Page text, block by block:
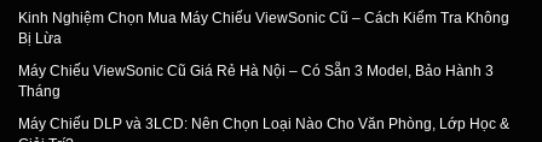
Kinh Nghiệm Chọn Mua Máy Chiếu ViewSonic Cũ – Cách Kiểm Tra Không
Bị Lừa
Máy Chiếu ViewSonic Cũ Giá Rẻ Hà Nội – Có Sẵn 3 Model, Bảo Hành 3
Tháng
Máy Chiếu DLP và 3LCD: Nên Chọn Loại Nào Cho Văn Phòng, Lớp Học &